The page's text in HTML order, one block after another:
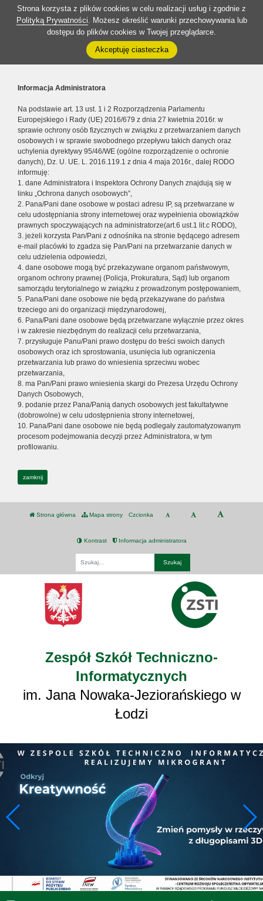
Strona korzysta z plików cookies w celu realizacji usług i zgodnie z
Polityką Prywatności. Możesz określić warunki przechowywania lub
dostępu do plików cookies w Twojej przeglądarce.
Akceptuję ciasteczka
Informacja Administratora
Na podstawie art. 13 ust. 1 i 2 Rozporządzenia Parlamentu
Europejskiego i Rady (UE) 2016/679 z dnia 27 kwietnia 2016r. w
sprawie ochrony osób fizycznych w związku z przetwarzaniem danych
osobowych i w sprawie swobodnego przepływu takich danych oraz
uchylenia dyrektywy 95/46/WE (ogólne rozporządzenie o ochronie
danych), Dz. U. UE. L. 2016.119.1 z dnia 4 maja 2016r., dalej RODO
informuję:
1. dane Administratora i Inspektora Ochrony Danych znajdują się w
linku „Ochrona danych osobowych”,
2. Pana/Pani dane osobowe w postaci adresu IP, są przetwarzane w
celu udostępniania strony internetowej oraz wypełnienia obowiązków
prawnych spoczywających na administratorze(art.6 ust.1 lit.c RODO),
3. jeżeli korzysta Pan/Pani z odnośnika na stronie będącego adresem
e-mail placówki to zgadza się Pan/Pani na przetwarzanie danych w
celu udzielenia odpowiedzi,
4. dane osobowe mogą być przekazywane organom państwowym,
organom ochrony prawnej (Policja, Prokuratura, Sąd) lub organom
samorządu terytorialnego w związku z prowadzonym postępowaniem,
5. Pana/Pani dane osobowe nie będą przekazywane do państwa
trzeciego ani do organizacji międzynarodowej,
6. Pana/Pani dane osobowe będą przetwarzane wyłącznie przez okres
i w zakresie niezbędnym do realizacji celu przetwarzania,
7. przysługuje Panu/Pani prawo dostępu do treści swoich danych
osobowych oraz ich sprostowania, usunięcia lub ograniczenia
przetwarzania lub prawo do wniesienia sprzeciwu wobec
przetwarzania,
8. ma Pan/Pani prawo wniesienia skargi do Prezesa Urzędu Ochrony
Danych Osobowych,
9. podanie przez Pana/Panią danych osobowych jest fakultatywne
(dobrowolne) w celu udostępnienia strony internetowej,
10. Pana/Pani dane osobowe nie będą podlegały zautomatyzowanym
procesom podejmowania decyzji przez Administratora, w tym
profilowaniu.
zamknij
Strona główna Mapa strony Czcionka
Kontrast Informacja administratora
Zespół Szkół Techniczno-
Informatycznych
im. Jana Nowaka-Jeziorańskiego w
Łodzi